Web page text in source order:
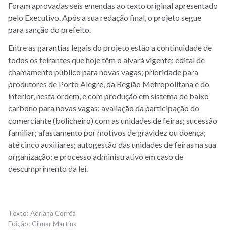
Foram aprovadas seis emendas ao texto original apresentado
pelo Executivo. Após a sua redação final, o projeto segue
para sanção do prefeito.
Entre as garantias legais do projeto estão a continuidade de
todos os feirantes que hoje têm o alvará vigente; edital de
chamamento público para novas vagas; prioridade para
produtores de Porto Alegre, da Região Metropolitana e do
interior, nesta ordem, e com produção em sistema de baixo
carbono para novas vagas; avaliação da participação do
comerciante (bolicheiro) com as unidades de feiras; sucessão
familiar; afastamento por motivos de gravidez ou doença;
até cinco auxiliares; autogestão das unidades de feiras na sua
organização; e processo administrativo em caso de
descumprimento da lei.
Adriana Corrêa
Gilmar Martins